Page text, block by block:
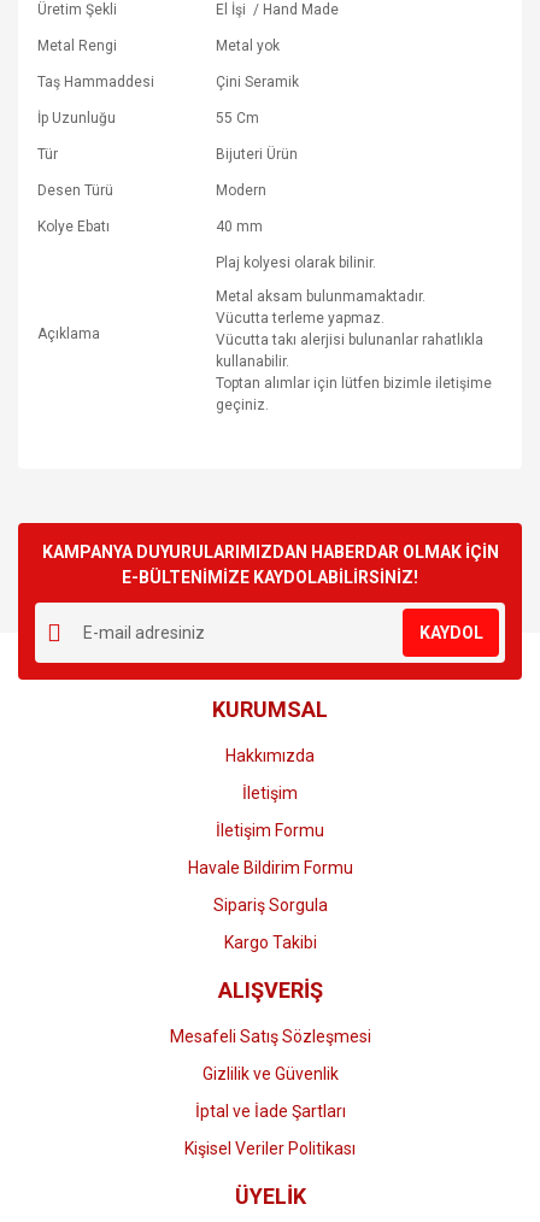
Üretim Şekli El İşi / Hand Made
Metal Rengi Metal yok
Taş Hammaddesi Çini Seramik
İp Uzunluğu 55 Cm
Tür Bijuteri Ürün
Desen Türü Modern
Kolye Ebatı 40 mm
Açıklama
Plaj kolyesi olarak bilinir.
Metal aksam bulunmamaktadır.
Vücutta terleme yapmaz.
Vücutta takı alerjisi bulunanlar rahatlıkla
kullanabilir.
Toptan alımlar için lütfen bizimle iletişime
geçiniz.
Yorum Yaz
kullanarak tarafımıza iletebilirsiniz.
Görüş ve önerileriniz için teşekkür ederiz.
Ürün resmi kalitesiz, bozuk veya görüntülenemiyor.
Ürün açıklamasında eksik bilgiler bulunuyor.
Ürün bilgilerinde hatalar bulunuyor.
Ürün fiyatı diğer sitelerden daha pahalı.
Gönder
KAMPANYA DUYURULARIMIZDAN HABERDAR OLMAK İÇİN
E-BÜLTENİMİZE KAYDOLABİLİRSİNİZ!
KAYDOL
KURUMSAL
Hakkımızda
İletişim
İletişim Formu
Havale Bildirim Formu
Sipariş Sorgula
Kargo Takibi
ALIŞVERİŞ
Mesafeli Satış Sözleşmesi
Gizlilik ve Güvenlik
İptal ve İade Şartları
Kişisel Veriler Politikası
ÜYELİK